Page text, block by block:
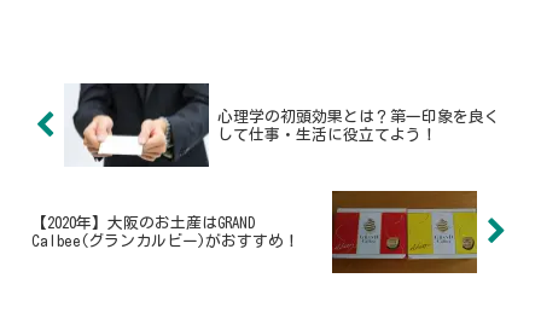
心理学の初頭効果とは？第一印象を良く
して仕事・生活に役立てよう！
【2020年】大阪のお土産はGRAND
Calbee(グランカルビー)がおすすめ！